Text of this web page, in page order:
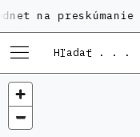
preskúmanie